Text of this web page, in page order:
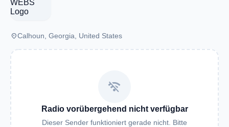
placeCalhoun, Georgia, United States
wifi_off
Radio vorübergehend nicht verfügbar
Dieser Sender funktioniert gerade nicht. Bitte